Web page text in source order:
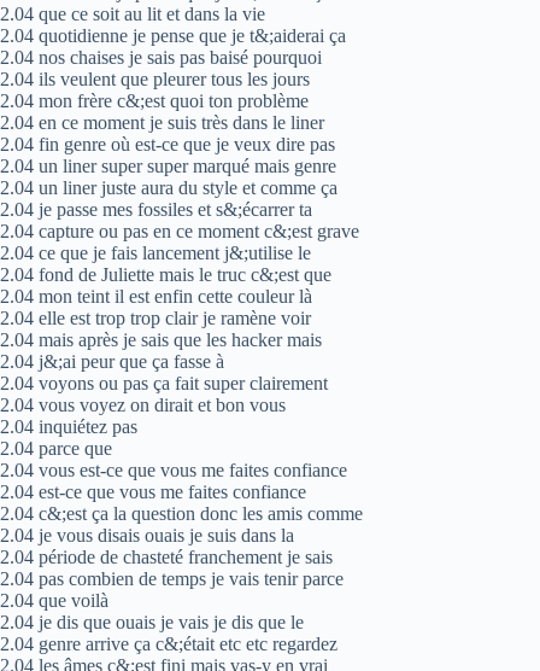
2.04 que ce soit au lit et dans la vie
2.04 quotidienne je pense que je t&;aiderai ça
2.04 nos chaises je sais pas baisé pourquoi
2.04 ils veulent que pleurer tous les jours
2.04 mon frère c&;est quoi ton problème
2.04 en ce moment je suis très dans le liner
2.04 fin genre où est-ce que je veux dire pas
2.04 un liner super super marqué mais genre
2.04 un liner juste aura du style et comme ça
2.04 je passe mes fossiles et s&;écarrer ta
2.04 capture ou pas en ce moment c&;est grave
2.04 ce que je fais lancement j&;utilise le
2.04 fond de Juliette mais le truc c&;est que
2.04 mon teint il est enfin cette couleur là
2.04 elle est trop trop clair je ramène voir
2.04 mais après je sais que les hacker mais
2.04 j&;ai peur que ça fasse à
2.04 voyons ou pas ça fait super clairement
2.04 vous voyez on dirait et bon vous
2.04 inquiétez pas
2.04 parce que
2.04 vous est-ce que vous me faites confiance
2.04 est-ce que vous me faites confiance
2.04 c&;est ça la question donc les amis comme
2.04 je vous disais ouais je suis dans la
2.04 période de chasteté franchement je sais
2.04 pas combien de temps je vais tenir parce
2.04 que voilà
2.04 je dis que ouais je vais je dis que le
2.04 genre arrive ça c&;était etc etc regardez
2.04 les âmes c&;est fini mais vas-y en vrai